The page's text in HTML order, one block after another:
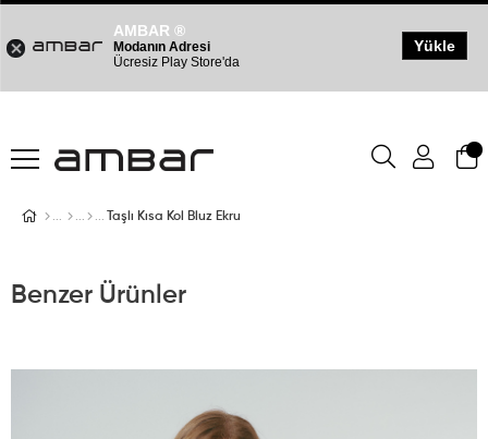
Taşlı Kısa Kol Bluz Ekru
Benzer Ürünler
AMBAR ®
Modanın Adresi
Ücresiz Play Store'da
Yükle